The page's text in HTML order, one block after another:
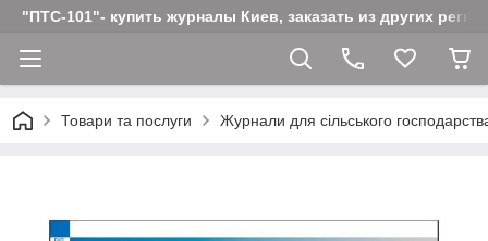
"ПТС-101"- купить журналы Киев, заказать из других
Товари та послуги Журнали для сільського